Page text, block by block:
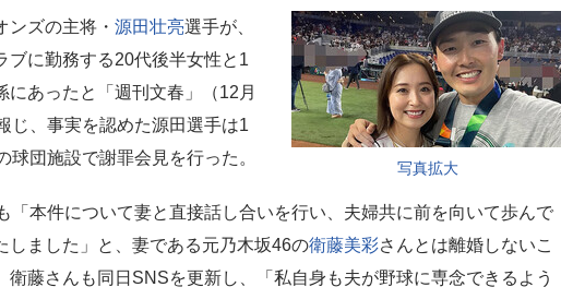
写真拡大
ンズの主将・ 源田壮亮選手が、
ブに勤務する20代後半女性と1
にあったと「週刊文春」（12月
じ、事実を認めた源田選手は1
球団施設で謝罪会見を行った。
「本件について妻と直接話し合いを行い、夫婦共に前を向いて歩んで
しました」と、妻である元乃木坂46の衛藤美彩さんとは離婚しないこ
衛藤さんも同日SNSを更新し、「私自身も夫が野球に専念できるよう